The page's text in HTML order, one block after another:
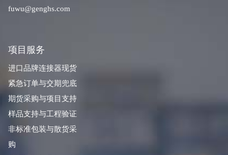
fuwu@genghs.com
项目服务
进口品牌连接器现货
紧急订单与交期兜底
期货采购与项目支持
样品支持与工程验证
非标准包装与散货采
购